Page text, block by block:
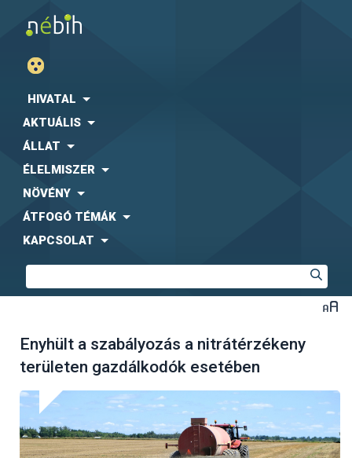
HIVATAL
AKTUÁLIS
ÁLLAT
ÉLELMISZER
NÖVÉNY
ÁTFOGÓ TÉMÁK
KAPCSOLAT
Enyhült a szabályozás a nitrátérzékeny
területen gazdálkodók esetében